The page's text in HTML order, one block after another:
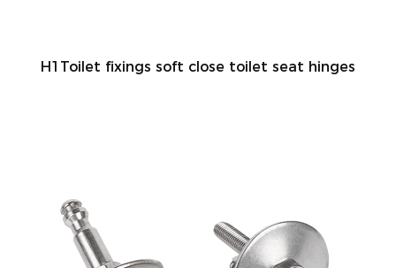
H1Toilet fixings soft close toilet seat hinges